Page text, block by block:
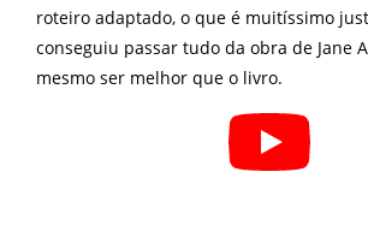
roteiro adaptado, o que é muitíssimo
conseguiu passar tudo da obra de Jane
mesmo ser melhor que o livro.